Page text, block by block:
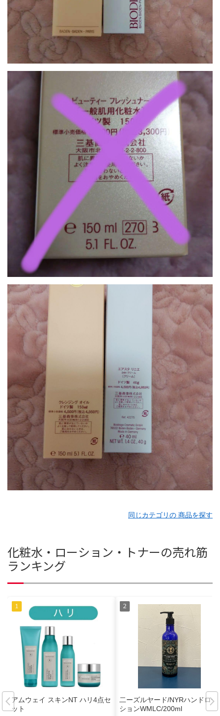
同じカテゴリの 商品を探す
化粧水・ローション・トナーの売れ筋
ランキング
アムウェイ スキンNT ハリ4点セ
ット
二ーズルヤード/NYRハンドロー
ションWMLC/200ml